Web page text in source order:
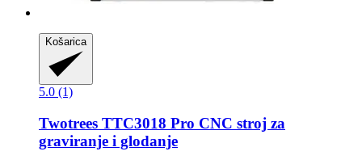
Košarica
5.0 (1)
Twotrees TTC3018 Pro CNC stroj za
graviranje i glodanje